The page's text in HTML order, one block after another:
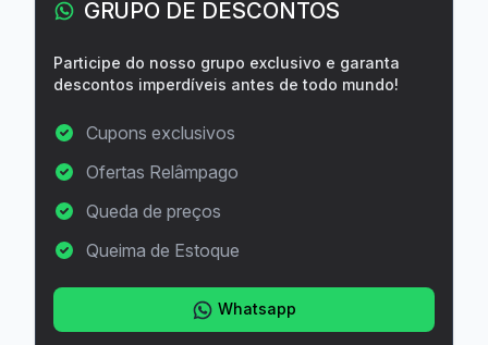
GRUPO DE DESCONTOS
Participe do nosso grupo exclusivo e garanta
descontos imperdíveis antes de todo mundo!
Cupons exclusivos
Ofertas Relâmpago
Queda de preços
Queima de Estoque
Whatsapp